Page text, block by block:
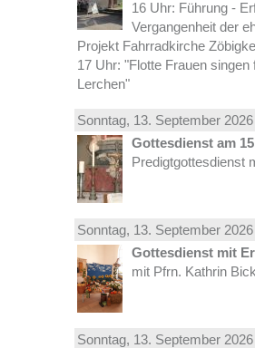
16 Uhr: Führung -
Vergangenheit der
Projekt Fahrradkirche
17 Uhr: "Flotte Frauen
Lerchen"
Sonntag, 13. September
Gottesdienst am
Predigtgottesdienst
Sonntag, 13. September
Gottesdienst mit
mit Pfrn. Kathrin
Sonntag, 13. September